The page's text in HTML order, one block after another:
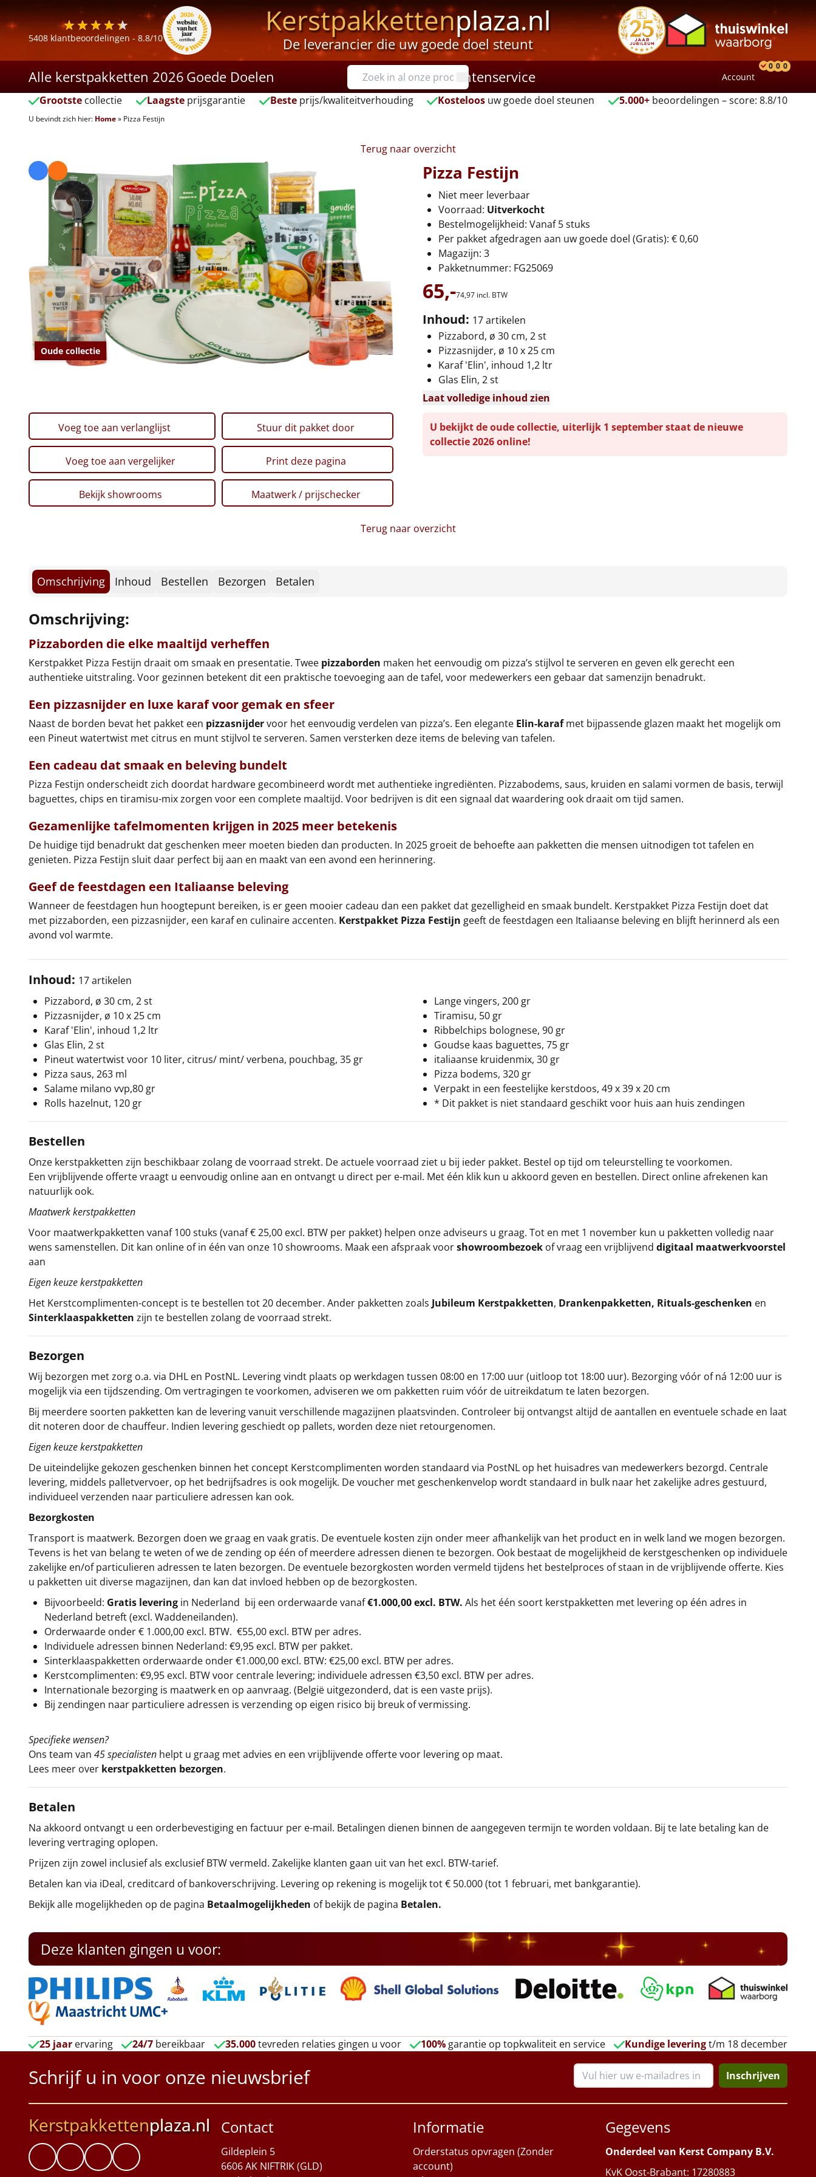
5408 klantbeoordelingen - 8.8/10 Kerstpakkettenplaza.nl
De leverancier die uw goede doel steunt
Alle kerstpakketten 2026 Goede Doelen Klantenservice Account
0 0 0
Grootste collectie Laagsteprijsgarantie Besteprijs/kwaliteitverhouding Kosteloos uw goede doel steunen 5.000+ beoordelingen – score: 8.8/10
U bevindt zich hier: Home» Pizza Festijn
Terug naar overzicht
Oude collectie
Pizza Festijn
Niet meer leverbaar
Voorraad: Uitverkocht
Bestelmogelijkheid: Vanaf 5 stuks
Per pakket afgedragen aan uw goede doel (Gratis): € 0,60
Magazijn: 3
Pakketnummer: FG25069
65,-74,97 incl. BTW
Inhoud: 17 artikelen
Pizzabord, ø 30 cm, 2 st
Pizzasnijder, ø 10 x 25 cm
Karaf 'Elin', inhoud 1,2 ltr
Glas Elin, 2 st
Laat volledige inhoud zien
Voeg toe aan verlanglijst Stuur dit pakket door
Voeg toe aan vergelijker Print deze pagina
Bekijk showrooms Maatwerk / prijschecker
U bekijkt de oude collectie, uiterlijk 1 september staat de nieuwe
collectie 2026 online!
Terug naar overzicht
Omschrijving Inhoud Bestellen Bezorgen Betalen
Omschrijving:
Pizzaborden die elke maaltijd verheffen
Kerstpakket Pizza Festijn draait om smaak en presentatie. Twee pizzaborden maken het eenvoudig om pizza’s stijlvol te serveren en geven elk gerecht een
authentieke uitstraling. Voor gezinnen betekent dit een praktische toevoeging aan de tafel, voor medewerkers een gebaar dat samenzijn benadrukt.
Een pizzasnijder en luxe karaf voor gemak en sfeer
Naast de borden bevat het pakket een pizzasnijdervoor het eenvoudig verdelen van pizza’s. Een elegante Elin-karafmet bijpassende glazen maakt het mogelijk om
een Pineut watertwist met citrus en munt stijlvol te serveren. Samen versterken deze items de beleving van tafelen.
Een cadeau dat smaak en beleving bundelt
Pizza Festijn onderscheidt zich doordat hardware gecombineerd wordt met authentieke ingrediënten. Pizzabodems, saus, kruiden en salami vormen de basis, terwijl
baguettes, chips en tiramisu-mix zorgen voor een complete maaltijd. Voor bedrijven is dit een signaal dat waardering ook draait om tijd samen.
Gezamenlijke tafelmomenten krijgen in 2025 meer betekenis
De huidige tijd benadrukt dat geschenken meer moeten bieden dan producten. In 2025 groeit de behoefte aan pakketten die mensen uitnodigen tot tafelen en
genieten. Pizza Festijn sluit daar perfect bij aan en maakt van een avond een herinnering.
Geef de feestdagen een Italiaanse beleving
Wanneer de feestdagen hun hoogtepunt bereiken, is er geen mooier cadeau dan een pakket dat gezelligheid en smaak bundelt. Kerstpakket Pizza Festijn doet dat
met pizzaborden, een pizzasnijder, een karaf en culinaire accenten. Kerstpakket Pizza Festijn geeft de feestdagen een Italiaanse beleving en blijft herinnerd als een
avond vol warmte.
Inhoud: 17 artikelen
Pizzabord, ø 30 cm, 2 st
Pizzasnijder, ø 10 x 25 cm
Karaf 'Elin', inhoud 1,2 ltr
Glas Elin, 2 st
Pineut watertwist voor 10 liter, citrus/ mint/ verbena, pouchbag, 35 gr
Pizza saus, 263 ml
Salame milano vvp,80 gr
Rolls hazelnut, 120 gr
Lange vingers, 200 gr
Tiramisu, 50 gr
Ribbelchips bolognese, 90 gr
Goudse kaas baguettes, 75 gr
italiaanse kruidenmix, 30 gr
Pizza bodems, 320 gr
Verpakt in een feestelijke kerstdoos, 49 x 39 x 20 cm
* Dit pakket is niet standaard geschikt voor huis aan huis zendingen
Bestellen
Onze kerstpakketten zijn beschikbaar zolang de voorraad strekt. De actuele voorraad ziet u bij ieder pakket. Bestel op tijd om teleurstelling te voorkomen.
Een vrijblijvende offerte vraagt u eenvoudig online aan en ontvangt u direct per e-mail. Met één klik kun u akkoord geven en bestellen. Direct online afrekenen kan
natuurlijk ook.
Maatwerk kerstpakketten
Voor maatwerkpakketten vanaf 100 stuks (vanaf € 25,00 excl. BTW per pakket) helpen onze adviseurs u graag. Tot en met 1 november kun u pakketten volledig naar
wens samenstellen. Dit kan online of in één van onze 10 showrooms. Maak een afspraak voorshowroombezoek of vraag een vrijblijvend digitaal maatwerkvoorstel
aan
Eigen keuze kerstpakketten
Het Kerstcomplimenten-concept is te bestellen tot 20 december. Ander pakketten zoals Jubileum Kerstpakketten, Drankenpakketten, Rituals-geschenken en
Sinterklaaspakketten zijn te bestellen zolang de voorraad strekt.
Bezorgen
Wij bezorgen met zorg o.a. via DHL en PostNL. Levering vindt plaats op werkdagen tussen 08:00 en 17:00 uur (uitloop tot 18:00 uur). Bezorging vóór of ná 12:00 uur is
mogelijk via een tijdszending. Om vertragingen te voorkomen, adviseren we om pakketten ruim vóór de uitreikdatum te laten bezorgen.
Bij meerdere soorten pakketten kan de levering vanuit verschillende magazijnen plaatsvinden. Controleer bij ontvangst altijd de aantallen en eventuele schade en laat
dit noteren door de chauffeur. Indien levering geschiedt op pallets, worden deze niet retourgenomen.
Eigen keuze kerstpakketten
De uiteindelijke gekozen geschenken binnen het concept Kerstcomplimenten worden standaard via PostNL op het huisadres van medewerkers bezorgd. Centrale
levering, middels palletvervoer, op het bedrijfsadres is ook mogelijk. De voucher met geschenkenvelop wordt standaard in bulk naar het zakelijke adres gestuurd,
individueel verzenden naar particuliere adressen kan ook.
Bezorgkosten
Transport is maatwerk. Bezorgen doen we graag en vaak gratis. De eventuele kosten zijn onder meer afhankelijk van het product en in welk land we mogen bezorgen.
Tevens is het van belang te weten of we de zending op één of meerdere adressen dienen te bezorgen. Ook bestaat de mogelijkheid de kerstgeschenken op individuele
zakelijke en/of particulieren adressen te laten bezorgen. De eventuele bezorgkosten worden vermeld tijdens het bestelproces of staan in de vrijblijvende offerte. Kies
u pakketten uit diverse magazijnen, dan kan dat invloed hebben op de bezorgkosten.
Bijvoorbeeld: Gratis levering in Nederland bij een orderwaarde vanaf€1.000,00 excl. BTW. Als het één soort kerstpakketten met levering op één adres in
Nederland betreft (excl. Waddeneilanden).
Orderwaarde onder € 1.000,00 excl. BTW. €55,00 excl. BTW per adres.
Individuele adressen binnen Nederland: €9,95 excl. BTW per pakket.
Sinterklaaspakketten orderwaarde onder €1.000,00 excl. BTW: €25,00 excl. BTW per adres.
Kerstcomplimenten: €9,95 excl. BTW voor centrale levering; individuele adressen €3,50 excl. BTW per adres.
Internationale bezorging is maatwerk en op aanvraag. (België uitgezonderd, dat is een vaste prijs).
Bij zendingen naar particuliere adressen is verzending op eigen risico bij breuk of vermissing.
Specifieke wensen?
Ons team van 45 specialisten helpt u graag met advies en een vrijblijvende offerte voor levering op maat.
Lees meer over kerstpakketten bezorgen.
Betalen
Na akkoord ontvangt u een orderbevestiging en factuur per e-mail. Betalingen dienen binnen de aangegeven termijn te worden voldaan. Bij te late betaling kan de
levering vertraging oplopen.
Prijzen zijn zowel inclusief als exclusief BTW vermeld. Zakelijke klanten gaan uit van het excl. BTW-tarief.
Betalen kan via iDeal, creditcard of bankoverschrijving. Levering op rekening is mogelijk tot € 50.000 (tot 1 februari, met bankgarantie).
Bekijk alle mogelijkheden op de pagina Betaalmogelijkheden of bekijk de pagina Betalen.
Deze klanten gingen u voor:
25 jaar ervaring 24/7 bereikbaar 35.000tevreden relaties gingen u voor 100%garantie op topkwaliteit en service Kundige leveringt/m 18 december
Schrijf u in voor onze nieuwsbrief Inschrijven
Kerstpakkettenplaza.nl Contact
Gildeplein 5
6606 AK NIFTRIK (GLD)
Informatie
Orderstatus opvragen (Zonder
account)
Gegevens
Onderdeel van Kerst Company B.V.
KvK Oost-Brabant: 17280883